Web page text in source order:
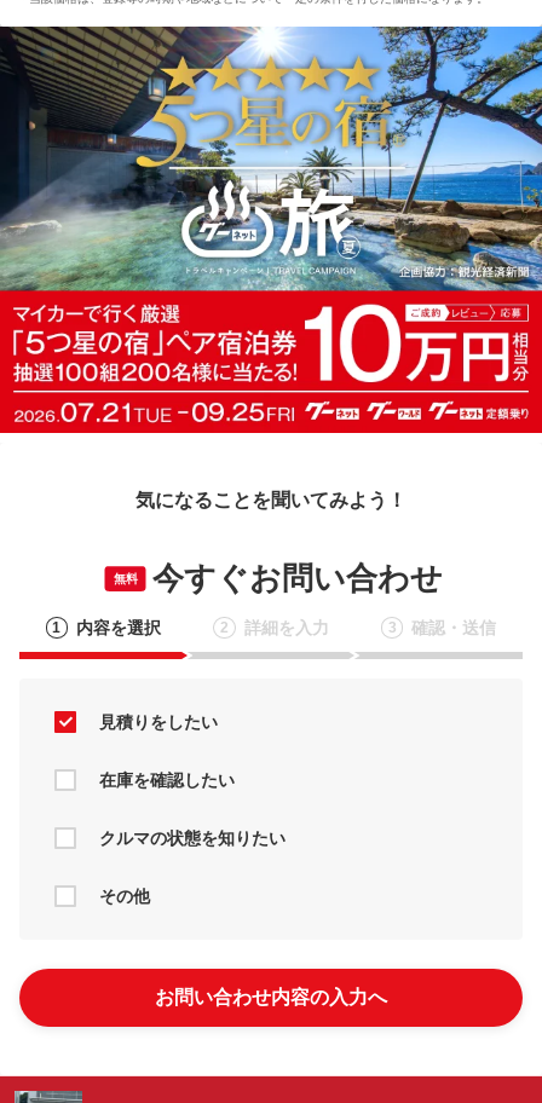
気になることを聞いてみよう！
無料 今すぐお問い合わせ
1 内容を選択 2 詳細を入力 3 確認・送信
見積りをしたい
在庫を確認したい
クルマの状態を知りたい
その他
お問い合わせ内容の入力へ